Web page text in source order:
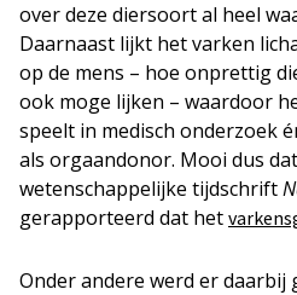
over deze diersoort al heel
Daarnaast lijkt het varken
op de mens – hoe onprettig
ook moge lijken – waardoor
speelt in medisch onderzoek
als orgaandonor. Mooi dus
wetenschappelijke tijdschrift
gerapporteerd dat het
Onder andere werd er daarbij